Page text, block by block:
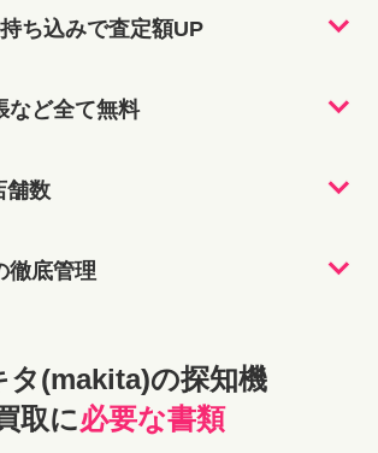
ち込みで査定額UP
など全て無料
舗数
徹底管理
タ(makita)の探知機
取に必要な書類